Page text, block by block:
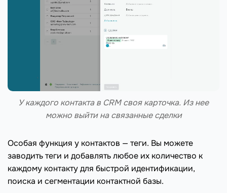
У каждого контакта в CRM своя карточка. Из нее
можно выйти на связанные сделки
Особая функция у контактов — теги. Вы можете
заводить теги и добавлять любое их количество к
каждому контакту для быстрой идентификации,
поиска и сегментации контактной базы.